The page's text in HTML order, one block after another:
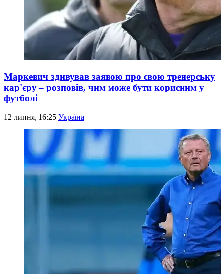
Маркевич здивував заявою про свою тренерську
кар'єру – розповів, чим може бути корисним у
футболі
12 липня, 16:25 Україна